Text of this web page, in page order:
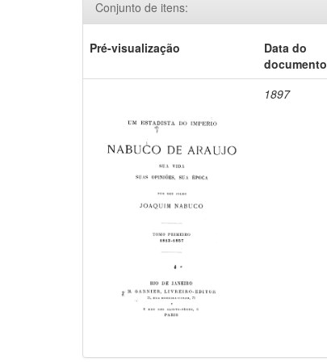
Conjunto de itens:
Pré-visualização
Data do
documento
1897